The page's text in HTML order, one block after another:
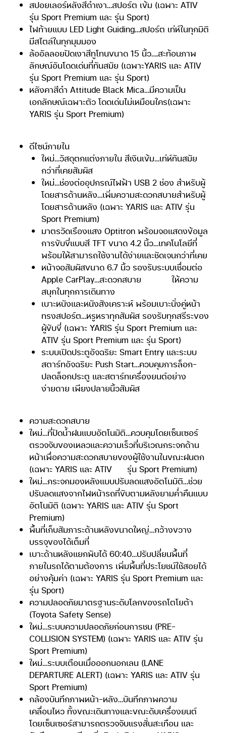
สปอยเลอร์หลังสีดำเงา…สปอร์ต เข้ม (เฉพาะ ATIV
รุ่น Sport Premium และ รุ่น Sport)
ไฟท้ายแบบ LED Light Guiding…สปอร์ต เท่ห์ในทุกมิติ
มีสไตล์ในทุกมุมมอง
ล้ออัลลอยปัดเงาสีทูโทนขนาด 15 นิ้ว….สะท้อนภาพ
ลักษณ์อันโดดเด่นที่ทันสมัย (เฉพาะYARIS และ ATIV
รุ่น Sport Premium และ รุ่น Sport)
หลังคาสีดำ Attitude Black Mica…มีความเป็น
เอกลักษณ์เฉพาะตัว โดดเด่นไม่เหมือนใคร(เฉพาะ
YARIS รุ่น Sport Premium)
ดีไซน์ภายใน
ใหม่…วัสดุตกแต่งภายใน สีเงินเข้ม…เท่ห์ทันสมัย
กว่าที่เคยสัมผัส
ใหม่…ช่องต่ออุปกรณ์ไฟฟ้า USB 2 ช่อง สำหรับผู้
โดยสารด้านหลัง…เพิ่มความสะดวกสบายสำหรับผู้
โดยสารด้านหลัง (เฉพาะ YARIS และ ATIV รุ่น
Sport Premium)
มาตรวัดเรืองแสง Optitron พร้อมจอแสดงข้อมูล
การขับขี่แบบสี TFT ขนาด 4.2 นิ้ว…เทคโนโลยีที่
พร้อมให้สามารถใช้งานได้ง่ายและชัดเจนกว่าที่เคย
หน้าจอสัมผัสขนาด 6.7 นิ้ว รองรับระบบเชื่อมต่อ
Apple CarPlay…สะดวกสบาย
ให้ความ
สนุกในทุกการเดินทาง
เบาะหนังและหนังสังเคราะห์ พร้อมเบาะนั่งคู่หน้า
ทรงสปอร์ต…หรูหราทุกสัมผัส รองรับทุกสรีระของ
ผู้ขับขี่ (เฉพาะ YARIS รุ่น Sport Premium และ
ATIV รุ่น Sport Premium และ รุ่น Sport)
ระบบเปิดประตูอัจฉริยะ Smart Entry และระบบ
สตาร์ทอัจฉริยะ Push Start…ควบคุมการล็อก-
ปลดล็อกประตู และสตาร์ทเครื่องยนต์อย่าง
ง่ายดาย เพียงปลายนิ้วสัมผัส
ความสะดวกสบาย
ใหม่…ที่ปัดน้ำฝนแบบอัตโนมัติ…ควบคุมโดยเซ็นเซอร์
ตรวจจับของเหลวและความเร็วที่บริเวณกระจกด้าน
หน้าเพื่อความสะดวกสบายของผู้ใช้งานในขณะฝนตก
(เฉพาะ YARIS และ ATIV
รุ่น Sport Premium)
ใหม่…กระจกมองหลังแบบปรับลดแสงอัตโนมัติ…ช่วย
ปรับลดแสงจากไฟหน้ารถที่ขับตามหลังยามค่ำคืนแบบ
อัตโนมัติ (เฉพาะ YARIS และ ATIV รุ่น Sport
Premium)
พื้นที่เก็บสัมภาระด้านหลังขนาดใหญ่…กว้างขวาง
บรรจุของได้เต็มที่
เบาะด้านหลังแยกพับได้ 60:40…ปรับปลี่ยนพื้นที่
ภายในรถได้ตามต้องการ เพิ่มพื้นที่ประโยชน์ใช้สอยได้
อย่างคุ้มค่า (เฉพาะ YARIS รุ่น Sport Premium และ
รุ่น Sport)
ความปลอดภัยมาตรฐานระดับโลกของรถโตโยต้า
(Toyota Safety Sense)
ใหม่…ระบบความปลอดภัยก่อนการชน (PRE-
COLLISION SYSTEM) (เฉพาะ YARIS และ ATIV รุ่น
Sport Premium)
ใหม่…ระบบเตือนเมื่อออกนอกเลน (LANE
DEPARTURE ALERT) (เฉพาะ YARIS และ ATIV รุ่น
Sport Premium)
กล้องบันทึกภาพหน้า-หลัง…บันทึกภาพความ
เคลื่อนไหว ทั้งขณะเดินทางและขณะดับเครื่องยนต์
โดยเซ็นเซอร์สามารถตรวจจับแรงสั่นสะเทือน และ